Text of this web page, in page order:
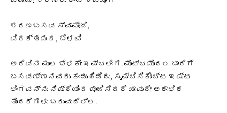
ಶರಣಬಸವ ಸ್ವಾಮೀಜಿ,
ವಿರಕ್ತಮಠ, ಬೆಳವಿ
ಅರಿವಿನ ಮೂಲ ಬೆಳಕೇ ಇಷ್ಟಲಿಂಗ. ಮೊಟ್ಟಮೊದಲ ಬಾರಿಗೆ
ಬಸವಣ್ಣನವರು ಕಂಡುಹಿಡಿದು, ಸೃಷ್ಟಿಸಿಕೊಟ್ಟ ಇಷ್ಟ
ಲಿಂಗವನ್ನು ನಿಷ್ಠೆಯಿಂದ ಪೂಜಿಸಿದರೆ ಯಾವುದೇ ಅಕಾಲಿಕ
ತೊಂದರೆಗಳು ಬರುವುದಿಲ್ಲ.